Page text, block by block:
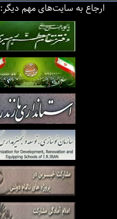
ارجاع به سایت‌های مهم دیگر: